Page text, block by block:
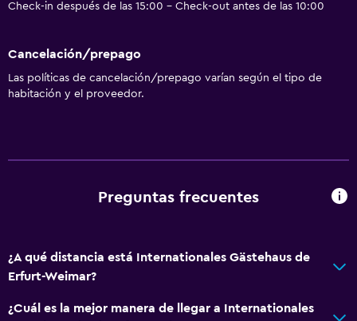
Check-in después de las 15:00 - Check-out antes de las 10:00
Cancelación/prepago
Las políticas de cancelación/prepago varían según el tipo de
habitación y el proveedor.
Preguntas frecuentes
¿A qué distancia está Internationales Gästehaus de
Erfurt-Weimar?
¿Cuál es la mejor manera de llegar a Internationales